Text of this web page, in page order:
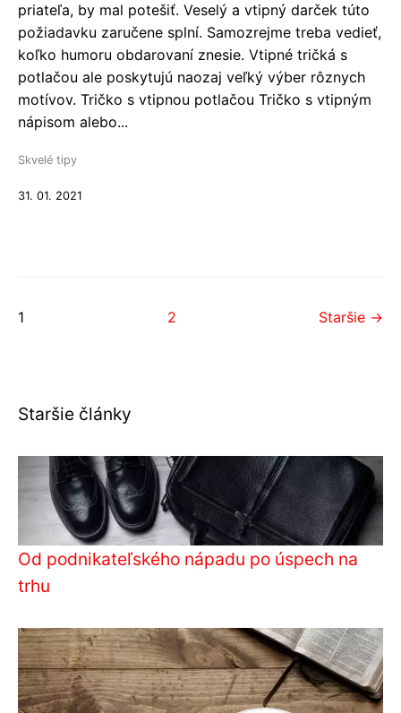
priateľa, by mal potešiť. Veselý a vtipný darček túto
požiadavku zaručene splní. Samozrejme treba vedieť,
koľko humoru obdarovaní znesie. Vtipné tričká s
potlačou ale poskytujú naozaj veľký výber rôznych
motívov. Tričko s vtipnou potlačou Tričko s vtipným
nápisom alebo...
Skvelé tipy
31. 01. 2021
1 2 Staršie →
Staršie články
Od podnikateľského nápadu po úspech na
trhu